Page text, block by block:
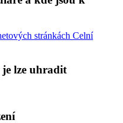
stránkách Celní
lze uhradit